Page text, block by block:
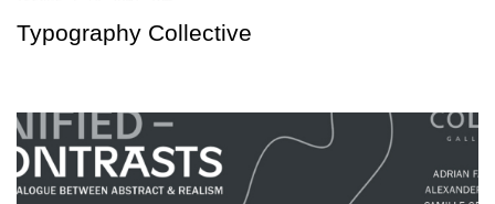
Typography Collective